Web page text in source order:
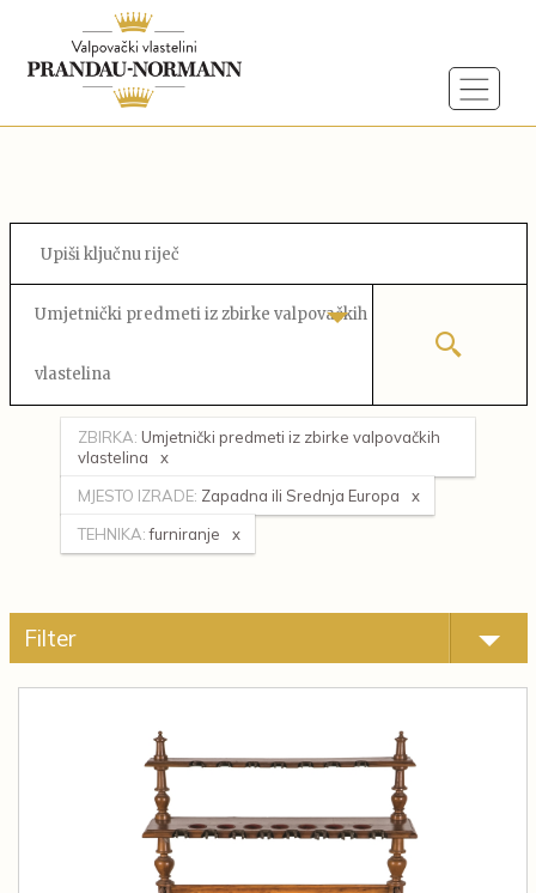
Umjetnički predmeti iz zbirke valpovačkih
vlastelina
ZBIRKA: Umjetnički predmeti iz zbirke valpovačkih
vlastelina
MJESTO IZRADE: Zapadna ili Srednja Europa
TEHNIKA: furniranje
Filter